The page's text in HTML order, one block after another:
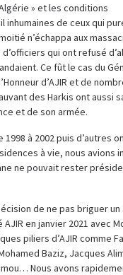
» et les conditions
inhumaines de ceux qui
n’échappa aux
qui ont refusé
Ce fût le cas du
d’AJIR et de
des Harkis ont aussi
et de son armée.
1998 à 2002 puis d’autres
à vie, nous avions
ne pouvait rester
de ne pas briguer
AJIR en janvier 2021 avec
piliers d’AJIR comme
Baziz, Jacques
Nous avons